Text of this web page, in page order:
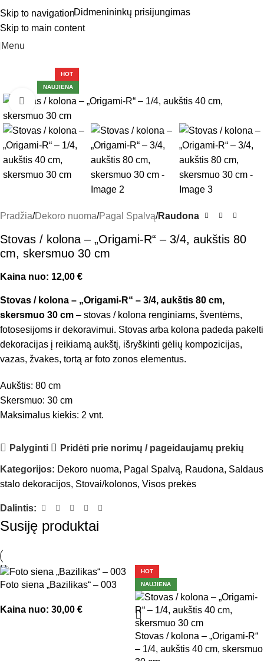
Skip to navigation
Skip to main content
Didmenininkų prisijungimas
Menu
HOT
NAUJIENA
Click to enlarge
Pradžia Dekoro nuoma Pagal Spalvą Raudona
Stovas / kolona – „Origami-R“ – 3/4, aukštis 80
cm, skersmuo 30 cm
Kaina nuo: 12,00 €
Stovas / kolona – „Origami-R“ – 3/4, aukštis 80 cm,
skersmuo 30 cm – stovas / kolona renginiams, šventėms,
fotosesijoms ir dekoravimui. Stovas arba kolona padeda pakelti
dekoracijas į reikiamą aukštį, išryškinti gėlių kompozicijas,
vazas, žvakes, tortą ar foto zonos elementus.
Aukštis: 80 cm
Skersmuo: 30 cm
Maksimalus kiekis: 2 vnt.
Palyginti Pridėti prie norimų / pageidaujamų prekių
Kategorijos: Dekoro nuoma, Pagal Spalvą, Raudona, Saldaus
stalo dekoracijos, Stovai/kolonos, Visos prekės
Dalintis:
Susiję produktai
Foto siena „Bazilikas“ – 003
Kaina nuo: 30,00 €
HOT
NAUJIENA
Stovas / kolona – „Origami-R“
– 1/4, aukštis 40 cm, skersmuo